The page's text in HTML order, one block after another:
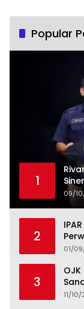
Popular
1
09/
2
5
01/
3
11/